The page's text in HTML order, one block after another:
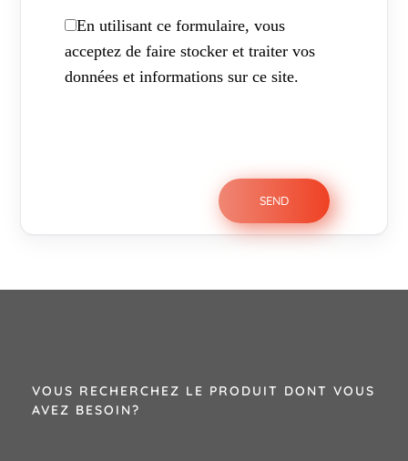
En utilisant ce formulaire, vous
acceptez de faire stocker et traiter vos
données et informations sur ce site.
VOUS RECHERCHEZ LE PRODUIT DONT VOUS
AVEZ BESOIN?